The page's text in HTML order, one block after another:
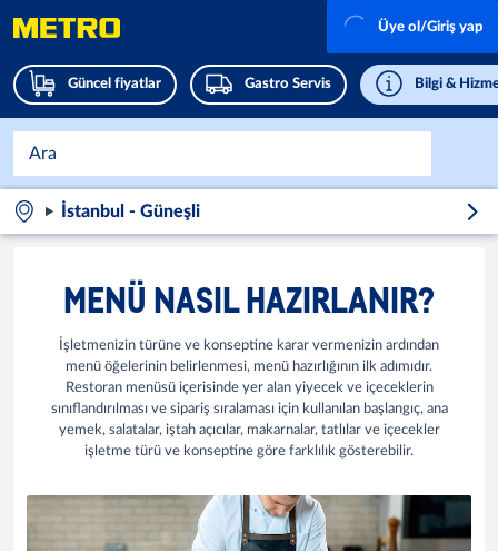
Güncel fiyatlar Gastro Servis Bilgi &
Üye ol/Giriş yap
İstanbul - Güneşli
MENÜ NASIL HAZIRLANIR?
İşletmenizin türüne ve konseptine karar vermenizin ardından
menü öğelerinin belirlenmesi, menü hazırlığının ilk adımıdır.
Restoran menüsü içerisinde yer alan yiyecek ve içeceklerin
sınıflandırılması ve sipariş sıralaması için kullanılan başlangıç, ana
yemek, salatalar, iştah açıcılar, makarnalar, tatlılar ve içecekler
işletme türü ve konseptine göre farklılık gösterebilir.